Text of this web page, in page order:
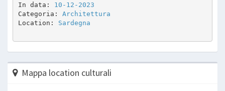
In data: 10-12-2023
Categoria: Architettura
Location: Sardegna
Mappa location culturali